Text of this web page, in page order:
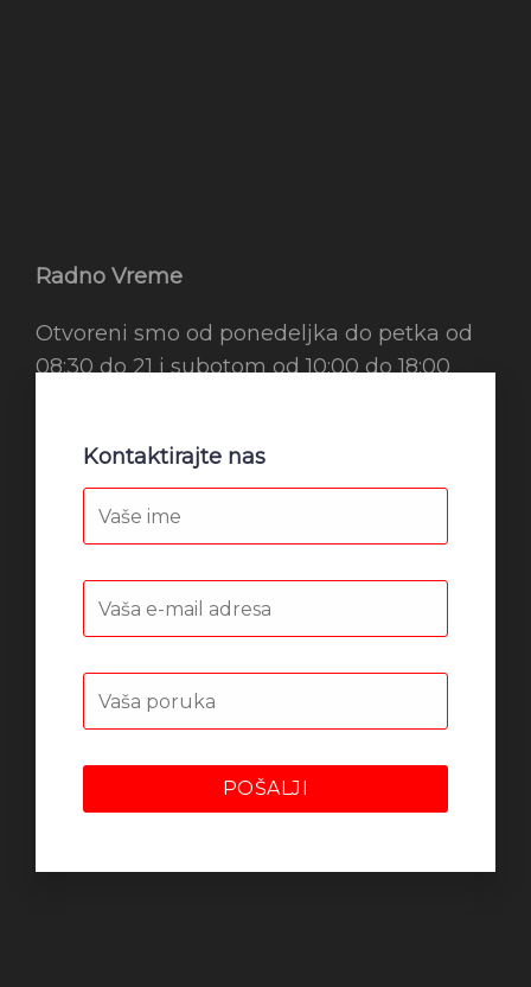
Radno Vreme
Otvoreni smo od ponedeljka do petka od
08:30 do 21 i subotom od 10:00 do 18:00
Kontaktirajte nas